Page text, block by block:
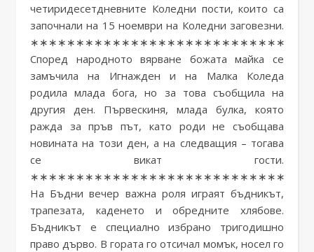
четиридесетдневните Коледни пости, които са
започнали на 15 ноември на Коледни заговезни.
Според народното вярване божата майка се
замъчила на Игнажден и на Малка Коледа
родила млада бога, но за това съобщила на
другия ден. Първескиня, млада булка, която
ражда за пръв път, като роди не съобщава
новината на този ден, а на следващия – тогава
се викат гости.
На Бъдни вечер важна роля играят бъдникът,
трапезата, каденето и обредните хлябове.
Бъдникът е специално избрано тригодишно
право дърво. В гората го отсичал момък, носел го